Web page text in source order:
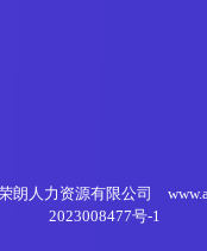
朗人力资源有限公司
2023008477号-1